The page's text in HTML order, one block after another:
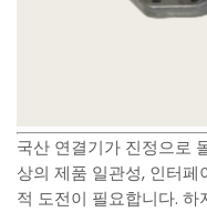
국산 연결기가 진정으로
상의 제품 일관성, 인터
적 도전이 필요합니다.